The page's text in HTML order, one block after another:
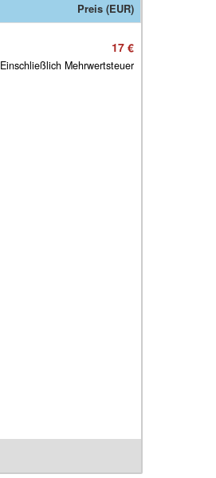
Preis (EUR)
17 €
Einschließlich Mehrwertsteuer